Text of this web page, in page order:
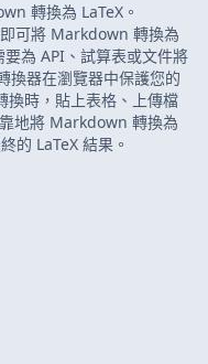
轉換為 LaTeX。
可將 Markdown 轉換為
為 API、試算表或文件將
換器在瀏覽器中保護您的
時，貼上表格、上傳檔
地將 Markdown 轉換為
的 LaTeX 結果。